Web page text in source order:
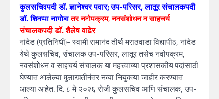
कुलसचिवपदी डॉ. ज्ञानेश्वर पवार; उप-परिसर, लातूर संचालकपदी
डॉ. शिवप्पा नागोबातर नवोपक्रम, नवसंशोधन व साहचर्य
संचालकपदी डॉ. शैलेष वाढेर
नांदेड (प्रतिनिधी)- स्वामी रामानंद तीर्थ मराठवाडा विद्यापीठ, नांदेड
येथे कुलसचिव, संचालक उप-परिसर, लातूर तसेच नवोपक्रम,
नवसंशोधन व साहचर्य संचालक या महत्त्वाच्या प्रशासकीय पदांसाठी
घेण्यात आलेल्या मुलाखतीनंतर नव्या नियुक्त्या जाहीर करण्यात
आल्या आहेत. दि. ८ मे २०२६ रोजी कुलसचिव आणि संचालक, उप-